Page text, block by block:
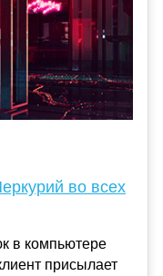
во всех
в компьютере
присылает